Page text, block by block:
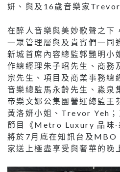
妍、與及16歲音樂家Trevor
在醉人音樂與美妙歌聲之下
一眾管理層與及貴賓們一同
新城首席內容總監郭艷明小
作總經理朱子昭先生、商務
宗先生、項目及商業事務總
音樂總監馬永齡先生、淼泉
帝樂文娜公集團營運總監王
黃洛妍小姐、Trevor Yeh
節目《Metro Luxury 品味∙
將於7月底在知訊台及MBO
家送上極盡享受與奢華的晚